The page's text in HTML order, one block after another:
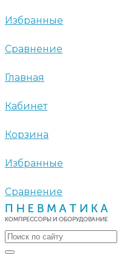
Избранные
Сравнение
Главная
Кабинет
Корзина
Избранные
Сравнение